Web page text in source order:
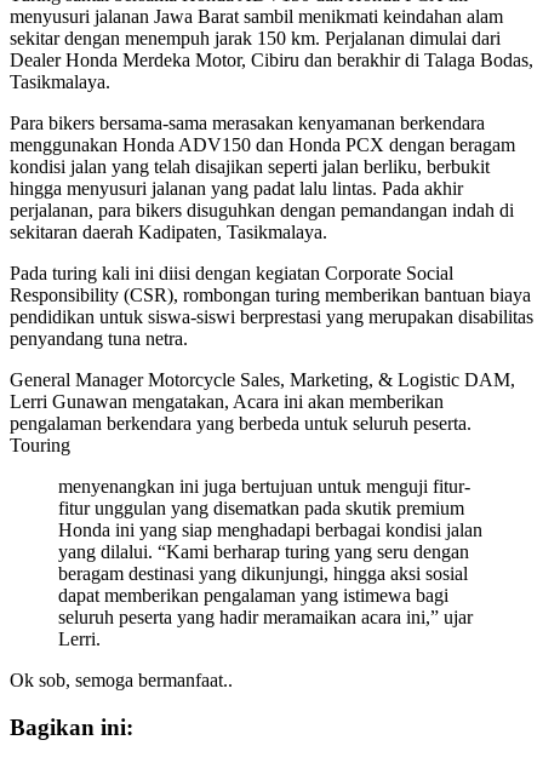
menyusuri jalanan Jawa Barat sambil menikmati keindahan alam
sekitar dengan menempuh jarak 150 km. Perjalanan dimulai dari
Dealer Honda Merdeka Motor, Cibiru dan berakhir di Talaga Bodas,
Tasikmalaya.
Para bikers bersama-sama merasakan kenyamanan berkendara
menggunakan Honda ADV150 dan Honda PCX dengan beragam
kondisi jalan yang telah disajikan seperti jalan berliku, berbukit
hingga menyusuri jalanan yang padat lalu lintas. Pada akhir
perjalanan, para bikers disuguhkan dengan pemandangan indah di
sekitaran daerah Kadipaten, Tasikmalaya.
Pada turing kali ini diisi dengan kegiatan Corporate Social
Responsibility (CSR), rombongan turing memberikan bantuan biaya
pendidikan untuk siswa-siswi berprestasi yang merupakan disabilitas
penyandang tuna netra.
General Manager Motorcycle Sales, Marketing, & Logistic DAM,
Lerri Gunawan mengatakan, Acara ini akan memberikan
pengalaman berkendara yang berbeda untuk seluruh peserta.
Touring
menyenangkan ini juga bertujuan untuk menguji fitur-
fitur unggulan yang disematkan pada skutik premium
Honda ini yang siap menghadapi berbagai kondisi jalan
yang dilalui. “Kami berharap turing yang seru dengan
beragam destinasi yang dikunjungi, hingga aksi sosial
dapat memberikan pengalaman yang istimewa bagi
seluruh peserta yang hadir meramaikan acara ini,” ujar
Lerri.
Ok sob, semoga bermanfaat..
Bagikan ini: